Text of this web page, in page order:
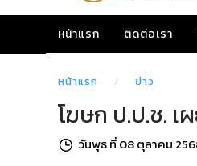
หน้าแรก ติดต่อเรา
หน้าแรก ข่าว
โฆษก ป.ป.ช.
วันพุธ ที่ 08 ตุลาคม